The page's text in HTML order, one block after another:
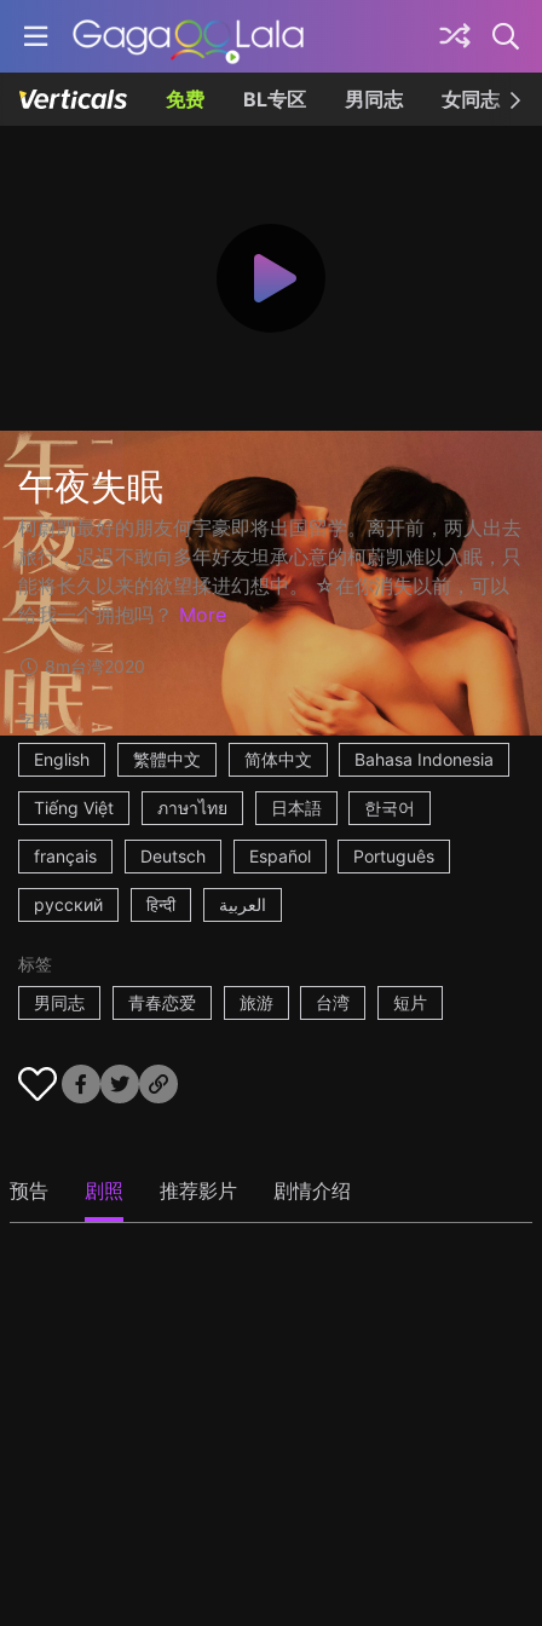
免费 BL专区 男同志 女同志
午夜失眠
柯蔚凯最好的朋友何宇豪即将出国留学。离开前，两人出去
旅行，迟迟不敢向多年好友坦承心意的柯蔚凯难以入眠，只
能将长久以来的欲望揉进幻想中。 ☆在你消失以前，可以
给我一个拥抱吗？ More
8m台湾2020
字幕
English
繁體中文 简体中文 Bahasa Indonesia
Tiếng Việt ภาษาไทย 日本語 한국어
français Deutsch Español Português
русский हिन्दी العربية
标签
男同志
青春恋爱 旅游 台湾 短片
预告 剧照 推荐影片 剧情介绍